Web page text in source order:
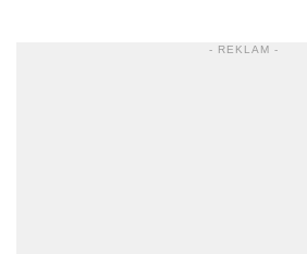
- REKLAM -